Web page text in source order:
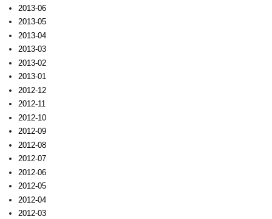
2013-06
2013-05
2013-04
2013-03
2013-02
2013-01
2012-12
2012-11
2012-10
2012-09
2012-08
2012-07
2012-06
2012-05
2012-04
2012-03